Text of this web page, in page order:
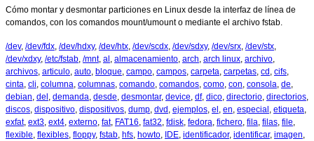
Cómo montar y desmontar particiones en Linux desde la interfaz de línea de
comandos, con los comandos mount/umount o mediante el archivo fstab.
/dev, /dev/fdx, /dev/hdxy, /dev/htx, /dev/scdx, /dev/sdxy, /dev/srx, /dev/stx,
/dev/xdxy, /etc/fstab, /mnt, al , almacenamiento, arch, arch linux, archivo,
archivos, articulo, auto, bloque, campo, campos, carpeta, carpetas, cd , cifs,
cinta, cli, columna, columnas, comando, comandos, como, con, consola, de,
debian, del , demanda, desde, desmontar, device, df, dico, directorio, directorios,
discos, dispositivo, dispositivos, dump, dvd , ejemplos, el , en, especial , etiqueta,
exfat, ext3, ext4, externo, fat, FAT16, fat32, fdisk, fedora, fichero, fila, filas, file,
flexible, flexibles, floppy, fstab, hfs, howto, IDE, identificador, identificar, imagen,